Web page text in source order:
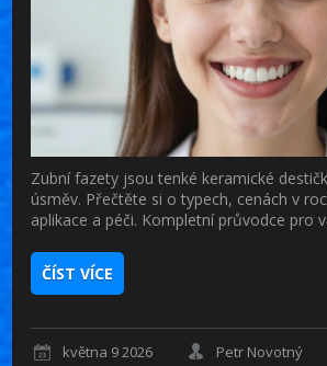
Zubní fazety jsou tenké keramické
úsměv. Přečtěte si o typech, cenách v
aplikace a péči. Kompletní průvodce pro
ČÍST VÍCE
května 9 2026
Petr Novotný